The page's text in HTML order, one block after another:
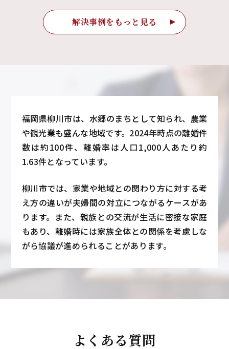
解決事例をもっと見る
福岡県柳川市は、水郷のまちとして知られ、農業
や観光業も盛んな地域です。2024年時点の離婚件
数は約100件、離婚率は人口1,000人あたり約
1.63件となっています。
柳川市では、家業や地域との関わり方に対する考
え方の違いが夫婦間の対立につながるケースがあ
ります。また、親族との交流が生活に密接な家庭
もあり、離婚時には家族全体との関係を考慮しな
がら協議が進められることがあります。
よくある質問